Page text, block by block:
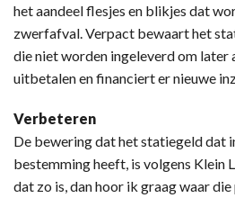
het aandeel flesjes en blikjes dat
zwerfafval. Verpact bewaart het
die niet worden ingeleverd om later
uitbetalen en financiert er nieuwe
Verbeteren
De bewering dat het statiegeld dat
bestemming heeft, is volgens Klein
dat zo is, dan hoor ik graag waar